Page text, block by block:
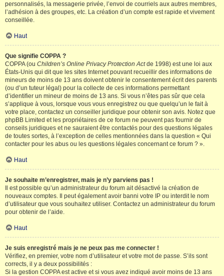
personnalisés, la messagerie privée, l’envoi de courriels aux autres membres,
l’adhésion à des groupes, etc. La création d’un compte est rapide et vivement
conseillée.
Haut
Que signifie COPPA ?
COPPA (ou Children’s Online Privacy Protection Actde 1998) est une loi aux
États-Unis qui dit que les sites Internet pouvant recueillir des informations de
mineurs de moins de 13 ans doivent obtenir le consentement écrit des parents
(ou d’un tuteur légal) pour la collecte de ces informations permettant
d’identifier un mineur de moins de 13 ans. Si vous n’êtes pas sûr que cela
s’applique à vous, lorsque vous vous enregistrez ou que quelqu’un le fait à
votre place, contactez un conseiller juridique pour obtenir son avis. Notez que
phpBB Limited et les propriétaires de ce forum ne peuvent pas fournir de
conseils juridiques et ne sauraient être contactés pour des questions légales
de toutes sortes, à l’exception de celles mentionnées dans la question « Qui
contacter pour les abus ou les questions légales concernant ce forum ? ».
Haut
Je souhaite m’enregistrer, mais je n’y parviens pas !
Il est possible qu’un administrateur du forum ait désactivé la création de
nouveaux comptes. Il peut également avoir banni votre IP ou interdit le nom
d’utilisateur que vous souhaitez utiliser. Contactez un administrateur du forum
pour obtenir de l’aide.
Haut
Je suis enregistré mais je ne peux pas me connecter !
Vérifiez, en premier, votre nom d’utilisateur et votre mot de passe. S’ils sont
corrects, il y a deux possibilités :
Si la gestion COPPA est active et si vous avez indiqué avoir moins de 13 ans